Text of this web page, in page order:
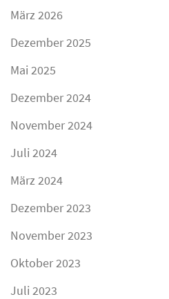
März 2026
Dezember 2025
Mai 2025
Dezember 2024
November 2024
Juli 2024
März 2024
Dezember 2023
November 2023
Oktober 2023
Juli 2023